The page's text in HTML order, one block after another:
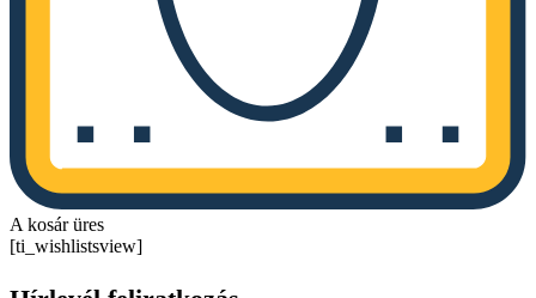
A kosár üres
[ti_wishlistsview]